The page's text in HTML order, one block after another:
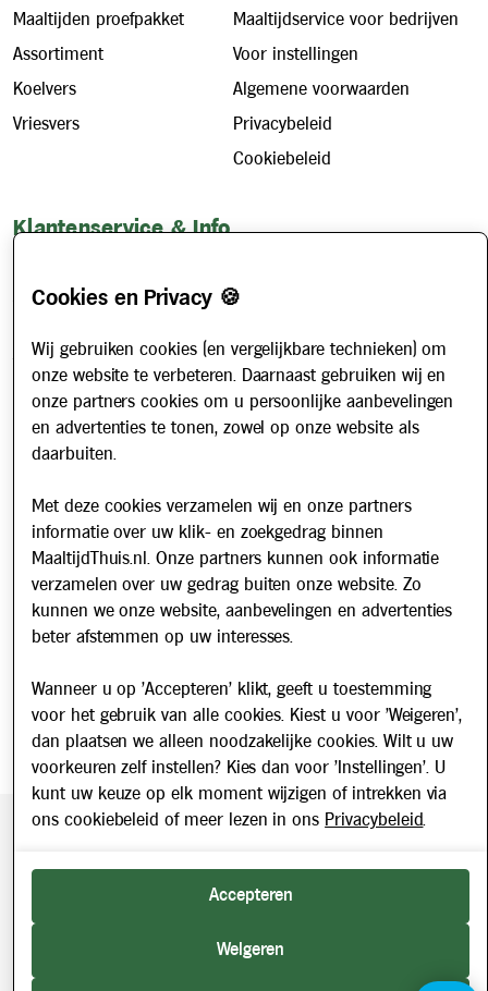
Maaltijden proefpakket
Assortiment
Koelvers
Vriesvers
Maaltijdservice voor bedrijven
Voor instellingen
Algemene voorwaarden
Privacybeleid
Cookiebeleid
Klantenservice & Info
Account aanvragen
Veelgestelde vragen
Over ons
Werken bij
Nieuwsbrief
Schrijf u in voor onze nieuwsbrief en blijf op de hoogte van
updates over Maaltijd Thuis!
E-mailadres
2026 © Maaltijd Thuis. Alle rechten voorbehouden.
Cookies en Privacy 🍪
Wij gebruiken cookies (en vergelijkbare technieken) om
onze website te verbeteren. Daarnaast gebruiken wij en
onze partners cookies om u persoonlijke aanbevelingen
en advertenties te tonen, zowel op onze website als
daarbuiten.
Met deze cookies verzamelen wij en onze partners
informatie over uw klik- en zoekgedrag binnen
MaaltijdThuis.nl. Onze partners kunnen ook informatie
verzamelen over uw gedrag buiten onze website. Zo
kunnen we onze website, aanbevelingen en advertenties
beter afstemmen op uw interesses.
Wanneer u op 'Accepteren' klikt, geeft u toestemming
voor het gebruik van alle cookies. Kiest u voor 'Weigeren',
dan plaatsen we alleen noodzakelijke cookies. Wilt u uw
voorkeuren zelf instellen? Kies dan voor 'Instellingen'. U
kunt uw keuze op elk moment wijzigen of intrekken via
ons cookiebeleid of meer lezen in ons Privacybeleid.
Accepteren
Weigeren